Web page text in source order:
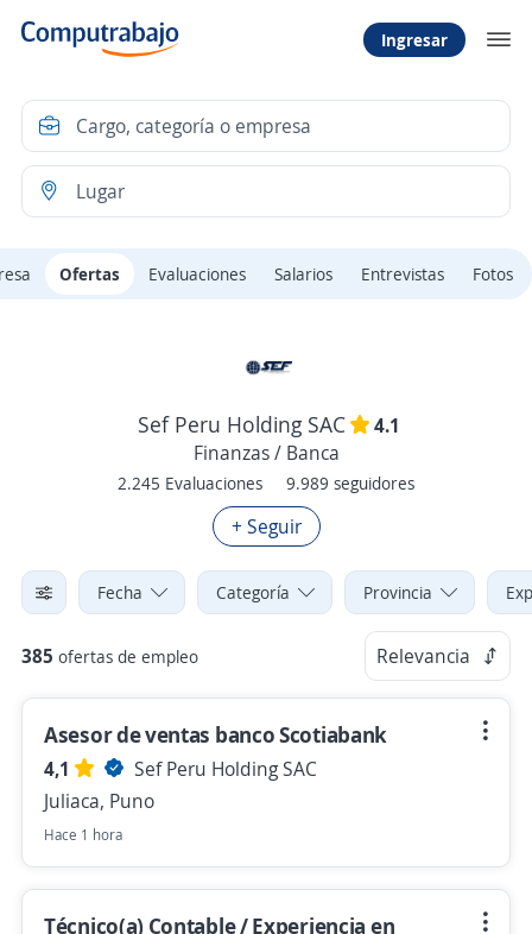
Ingresar
Ofertas Evaluaciones Salarios Entrevistas Fotos
Sef Peru Holding SAC
4.1
Finanzas / Banca
2.245 Evaluaciones 9.989 seguidores
+ Seguir
Fecha Categoría Provincia
385 ofertas de empleo Relevancia
Asesor de ventas banco Scotiabank
4,1
Sef Peru Holding SAC
Juliaca, Puno
Hace 1 hora
Técnico(a) Contable / Experiencia en